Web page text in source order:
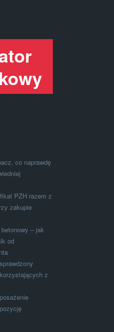
co naprawdę
PZH razem z
zakupie
– jak
od
z